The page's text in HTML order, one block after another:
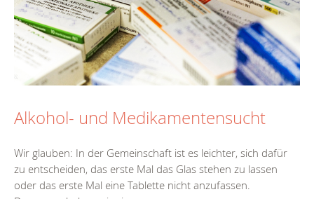
Alkohol- und Medikamentensucht
Wir glauben: In der Gemeinschaft ist es leichter, sich dafür
zu entscheiden, das erste Mal das Glas stehen zu lassen
oder das erste Mal eine Tablette nicht anzufassen.